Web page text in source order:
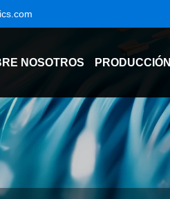
NOSOTROS PRODUCCIÓN